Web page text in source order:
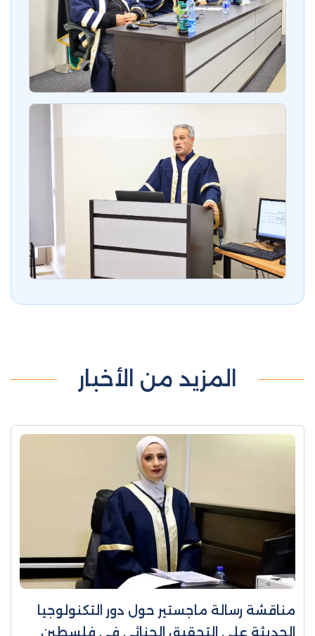
المزيد من الأخبار
مناقشة رسالة ماجستير حول دور التكنولوجيا
الحديثة على التحقيق الجنائي في فلسطين